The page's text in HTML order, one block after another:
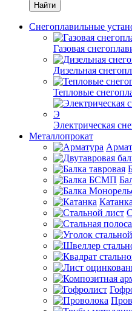
Найти
Снегоплавильные
Газовая
Дизельная
Тепловые
Электрическая
Металлопрокат
Катанка